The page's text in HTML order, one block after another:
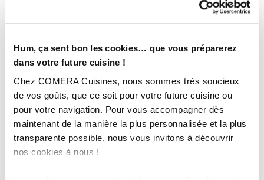
Hum, ça sent bon les cookies… que vous préparerez
dans votre future cuisine !
Chez COMERA Cuisines, nous sommes très soucieux
de vos goûts, que ce soit pour votre future cuisine ou
pour votre navigation. Pour vous accompagner dès
maintenant de la manière la plus personnalisée et la plus
transparente possible, nous vous invitons à découvrir
nos cookies à nous !
INFORMATIONS
TECHNIQUES :
Magasin : COMERA Cuisines à Romilly-sur-Seine – Maizières la
Grande Paroisse (10)
COMERA-En savoir plus